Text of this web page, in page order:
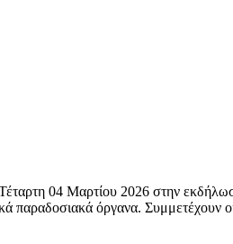
04 Μαρτίου 2026 στην
παραδοσιακά όργανα. Συμμετέχουν